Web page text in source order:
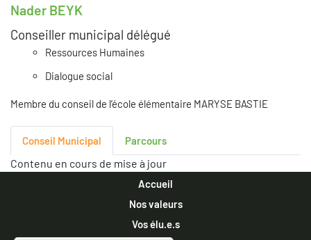
Nader BEYK
Conseiller municipal délégué
Ressources Humaines
Dialogue social
Membre du conseil de l’école élémentaire MARYSE BASTIE
Conseil Municipal Parcours
Contenu en cours de mise à jour
Accueil
Nos valeurs
Vos élu.e.s